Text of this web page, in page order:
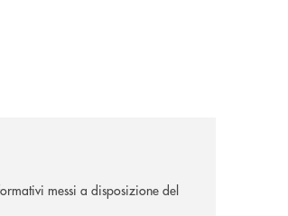
messi a disposizione del